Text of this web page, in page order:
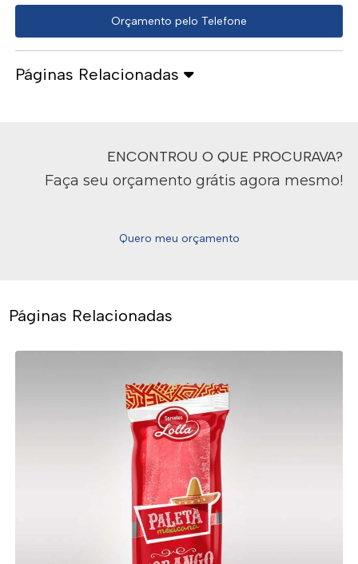
Orçamento pelo Telefone
Páginas Relacionadas
ENCONTROU O QUE PROCURAVA?
Faça seu orçamento grátis agora mesmo!
Quero meu orçamento
Páginas Relacionadas